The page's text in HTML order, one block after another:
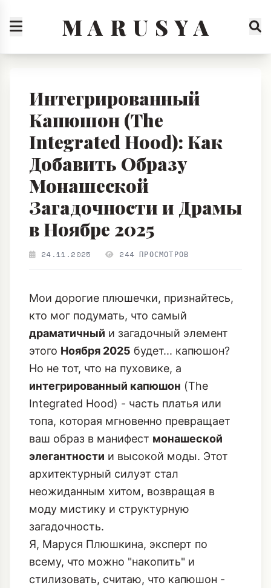
M A R U S Y A
Интегрированный
Капюшон (The
Integrated Hood): Как
Добавить Образу
Монашеской
Загадочности и Драмы
в Ноябре 2025
24.11.2025 244 ПРОСМОТРОВ
Мои дорогие плюшечки, признайтесь,
кто мог подумать, что самый
драматичный и загадочный элемент
этого Ноября 2025 будет... капюшон?
Но не тот, что на пуховике, а
интегрированный капюшон (The
Integrated Hood) - часть платья или
топа, которая мгновенно превращает
ваш образ в манифест монашеской
элегантности и высокой моды. Этот
архитектурный силуэт стал
неожиданным хитом, возвращая в
моду мистику и структурную
загадочность.
Я, Маруся Плюшкина, эксперт по
всему, что можно "накопить" и
стилизовать, считаю, что капюшон -